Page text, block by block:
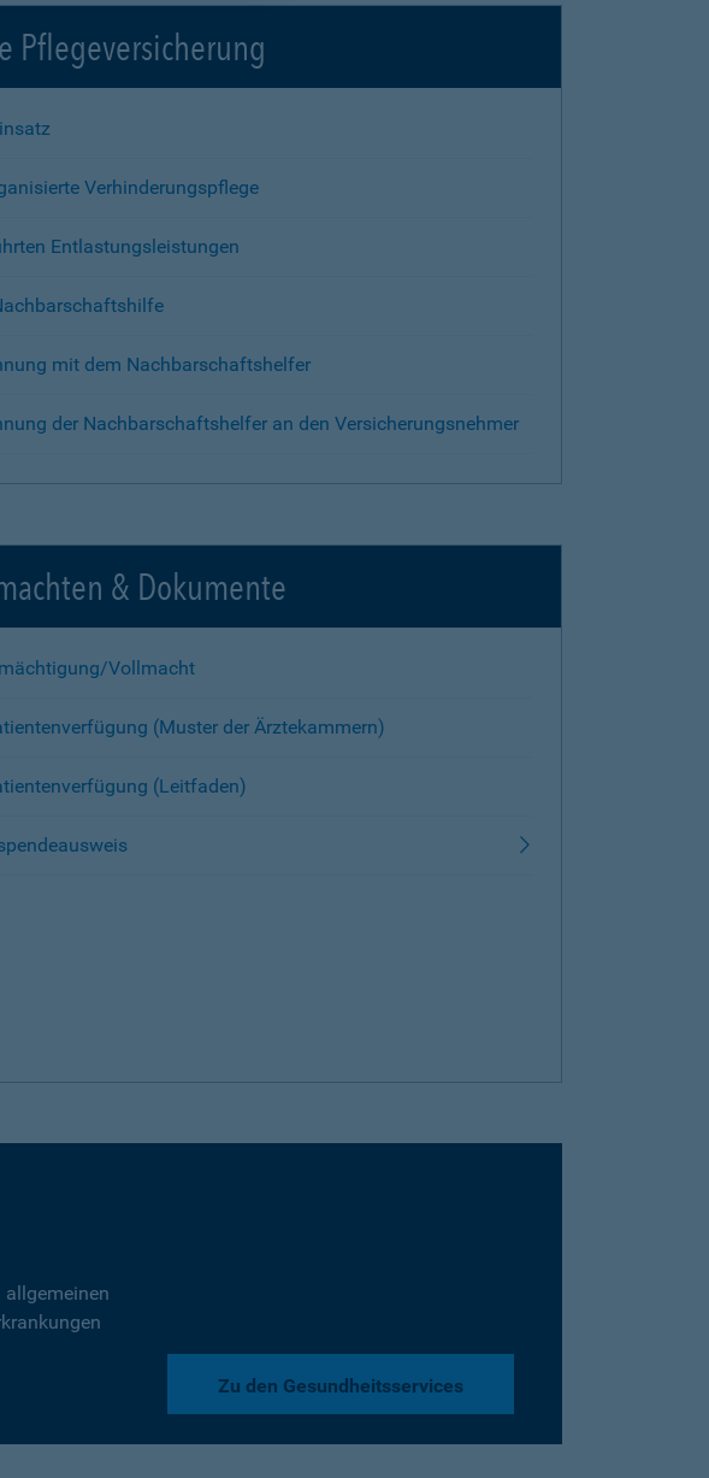
Pflegeversicherung
Verhinderungspflege
Entlastungsleistungen
mit dem Nachbarschaftshelfer
der Nachbarschaftshelfer an den Versicherungsnehmer
& Dokumente
Vollmacht
(Muster der Ärztekammern)
(Leitfaden)
allgemeinen
Zu den Gesundheitsservices